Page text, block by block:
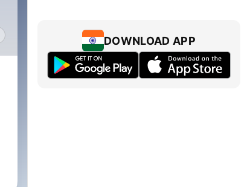
DOWNLOAD APP